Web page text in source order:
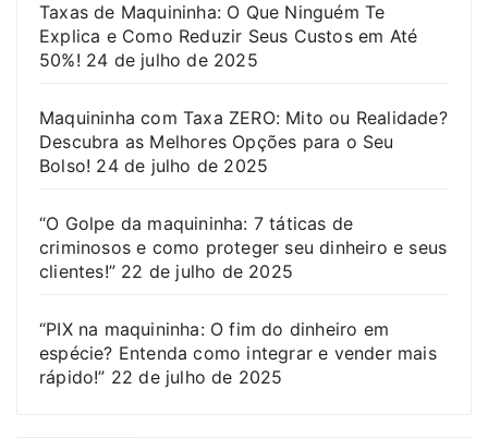
Taxas de Maquininha: O Que Ninguém Te
Explica e Como Reduzir Seus Custos em Até
50%! 24 de julho de 2025
Maquininha com Taxa ZERO: Mito ou Realidade?
Descubra as Melhores Opções para o Seu
Bolso! 24 de julho de 2025
“O Golpe da maquininha: 7 táticas de
criminosos e como proteger seu dinheiro e seus
clientes!” 22 de julho de 2025
“PIX na maquininha: O fim do dinheiro em
espécie? Entenda como integrar e vender mais
rápido!” 22 de julho de 2025